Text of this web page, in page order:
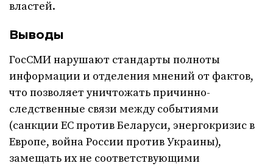
властей.
Выводы
ГосСМИ нарушают стандарты полноты
информации и отделения мнений от фактов,
что позволяет уничтожать причинно-
следственные связи между событиями
(санкции ЕС против Беларуси, энергокризис в
Европе, война России против Украины),
замещать их не соответствующими